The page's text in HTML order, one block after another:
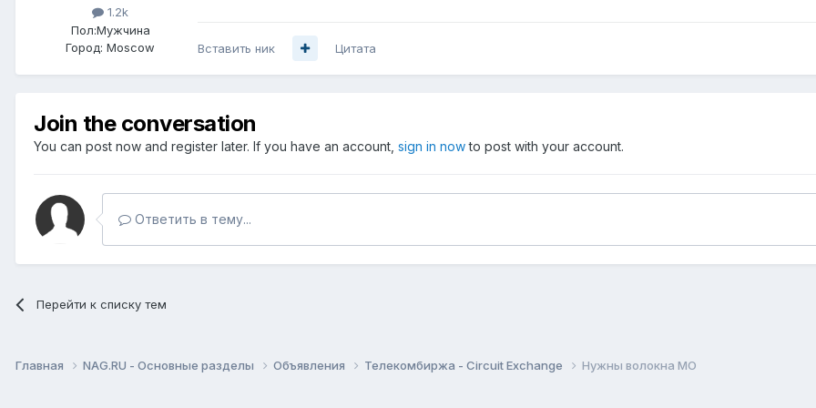
1.2k
Пол:Мужчина
Город: Moscow Вставить ник Цитата
Join the conversation
You can post now and register later. If you have an account, sign in nowto post with your account.
Ответить в тему...
Перейти к списку тем
Главная NAG.RU - Основные разделы Объявления Телекомбиржа - Circuit Exchange Нужны волокна МО